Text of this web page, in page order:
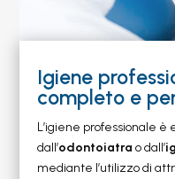
Igiene
completo e
L’igiene professionale
dall’odontoiatra o dall’
mediante l’utilizzo di